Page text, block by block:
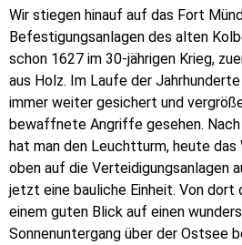
Wir stiegen hinauf auf das Fort
Befestigungsanlagen des alten
schon 1627 im 30-jährigen Krieg,
aus Holz. Im Laufe der
immer weiter gesichert und
bewaffnete Angriffe gesehen.
hat man den Leuchtturm, heute das
oben auf die Verteidigungsanlagen
jetzt eine bauliche Einheit. Von dort
einem guten Blick auf einen
Sonnenuntergang über der Ostsee